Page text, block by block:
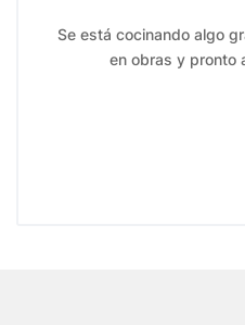
Se está cocinando algo
en obras y pronto